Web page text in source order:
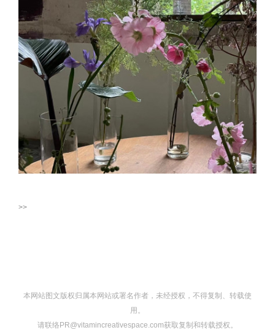
>>
本网站图文版权归属本网站或署名作者，未经授权，不得复制、转载使
用。
请联络PR@vitamincreativespace.com获取复制和转载授权。